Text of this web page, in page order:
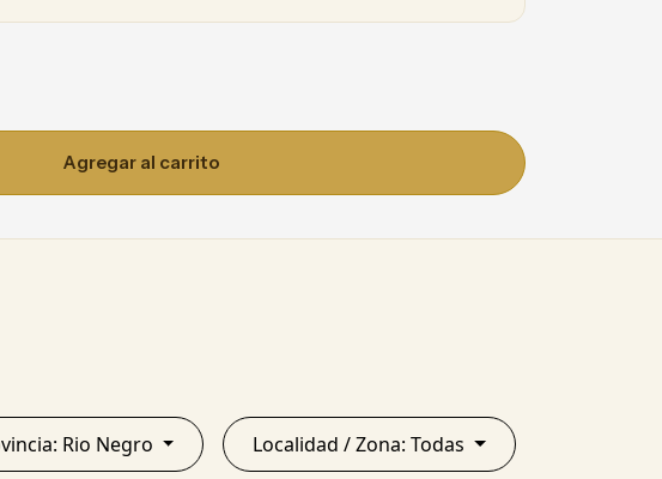
Agregar al carrito
Provincia: Rio Negro Localidad / Zona: Todas